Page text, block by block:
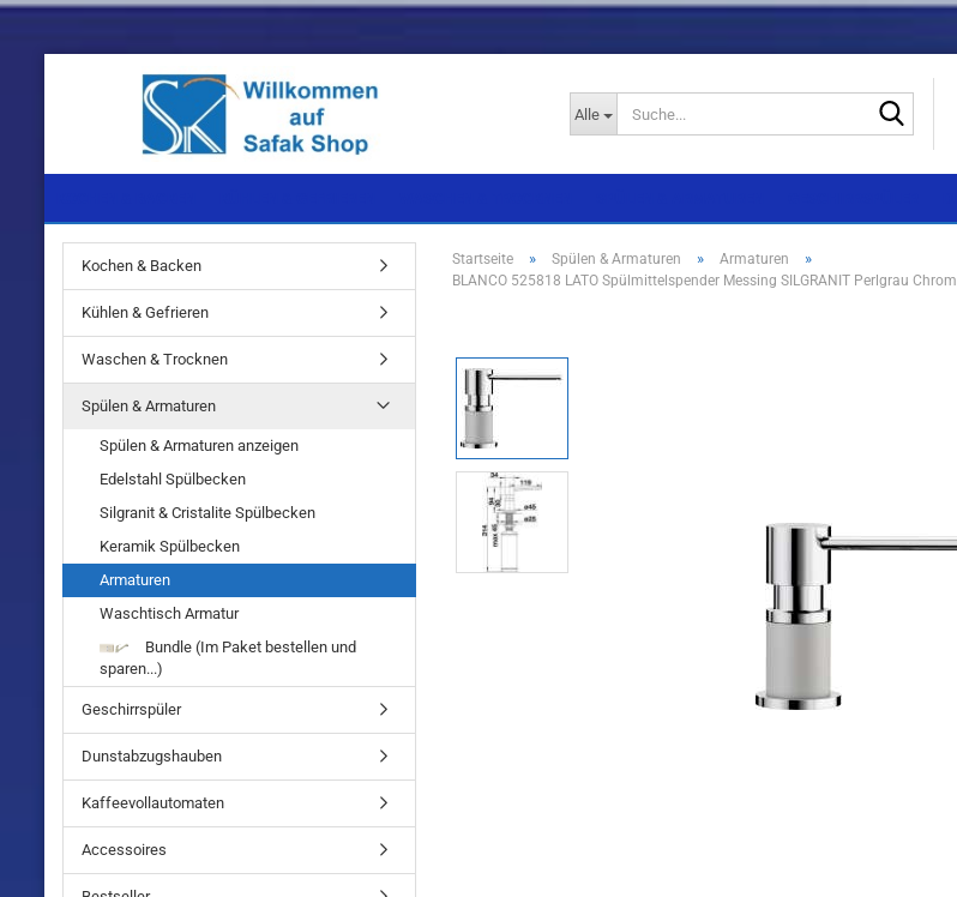
Alle
Standgeräte
Standgeräte
Einbaugeräte
Standgeräte
Standgeräte
Startseite » Spülen & Armaturen » Armaturen »
BLANCO 525818 LATO Spülmittelspender Messing SILGRANIT Perlgrau Chrom
Kochen & Backen
Kühlen & Gefrieren
Waschen & Trocknen
Spülen & Armaturen
Spülen & Armaturen anzeigen
Edelstahl Spülbecken
Silgranit & Cristalite Spülbecken
Keramik Spülbecken
Armaturen
Waschtisch Armatur
Bundle (Im Paket bestellen und
sparen...)
Geschirrspüler
Dunstabzugshauben
Kaffeevollautomaten
Accessoires